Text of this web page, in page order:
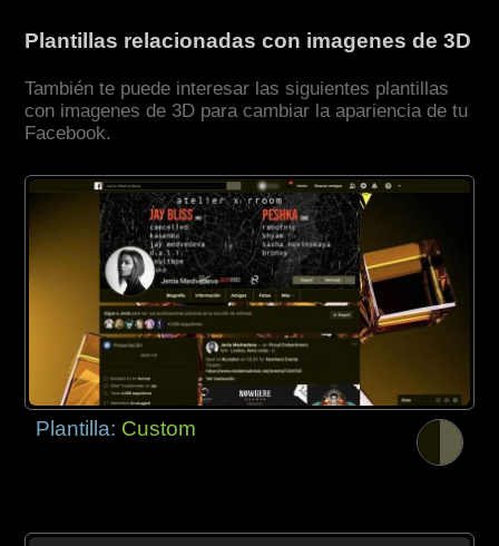
Plantillas relacionadas con imagenes de 3D
También te puede interesar las siguientes plantillas
con imagenes de 3D para cambiar la apariencia de tu
Facebook.
Plantilla: Custom